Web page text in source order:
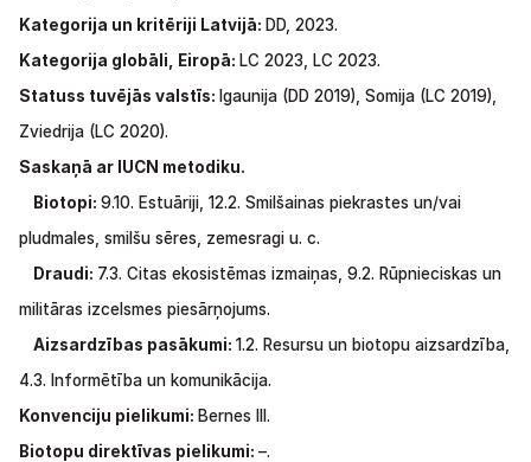
Kategorija un kritēriji Latvijā: DD, 2023.
Kategorija globāli, Eiropā: LC 2023, LC 2023.
Statuss tuvējās valstīs: Igaunija (DD 2019), Somija (LC 2019),
Zviedrija (LC 2020).
Saskaņā ar IUCN metodiku.
Biotopi: 9.10. Estuāriji, 12.2. Smilšainas piekrastes un/vai
pludmales, smilšu sēres, zemesragi u. c.
Draudi: 7.3. Citas ekosistēmas izmaiņas, 9.2. Rūpnieciskas un
militāras izcelsmes piesārņojums.
Aizsardzības pasākumi: 1.2. Resursu un biotopu aizsardzība,
4.3. Informētība un komunikācija.
Konvenciju pielikumi: Bernes III.
Biotopu direktīvas pielikumi: –.